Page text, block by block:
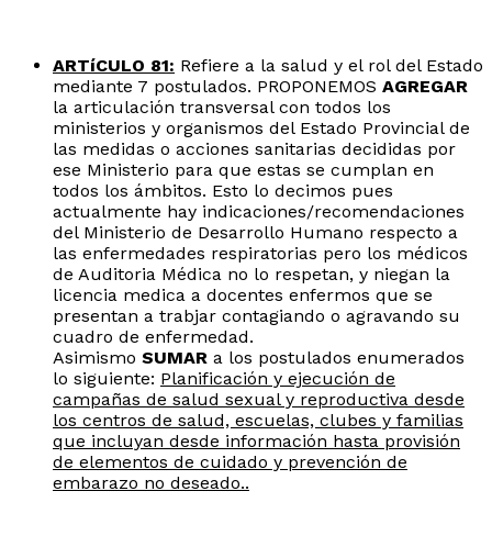
ARTíCULO 81: Refiere a la salud y el rol del Estado
mediante 7 postulados. PROPONEMOS AGREGAR
la articulación transversal con todos los
ministerios y organismos del Estado Provincial de
las medidas o acciones sanitarias decididas por
ese Ministerio para que estas se cumplan en
todos los ámbitos. Esto lo decimos pues
actualmente hay indicaciones/recomendaciones
del Ministerio de Desarrollo Humano respecto a
las enfermedades respiratorias pero los médicos
de Auditoria Médica no lo respetan, y niegan la
licencia medica a docentes enfermos que se
presentan a trabjar contagiando o agravando su
cuadro de enfermedad.
Asimismo SUMAR a los postulados enumerados
lo siguiente: Planificación y ejecución de
campañas de salud sexual y reproductiva desde
los centros de salud, escuelas, clubes y familias
que incluyan desde información hasta provisión
de elementos de cuidado y prevención de
embarazo no deseado..